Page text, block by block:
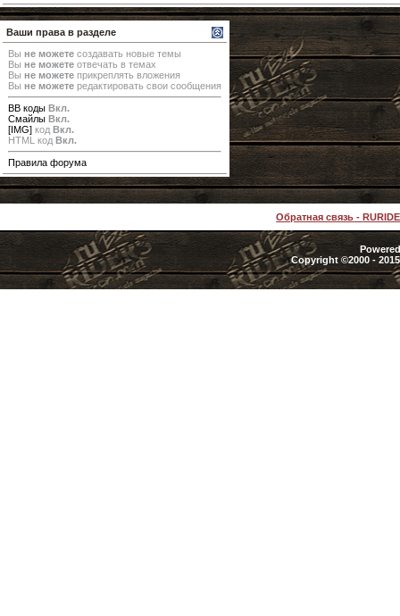
Ваши права в разделе
Вы не можете создавать новые темы
Вы не можете отвечать в темах
Вы не можете прикреплять вложения
Вы не можете редактировать свои сообщения
BB коды Вкл.
Смайлы Вкл.
[IMG] код Вкл.
HTML код Вкл.
Правила форума
Обратная связь -
Copyright ©2000 -